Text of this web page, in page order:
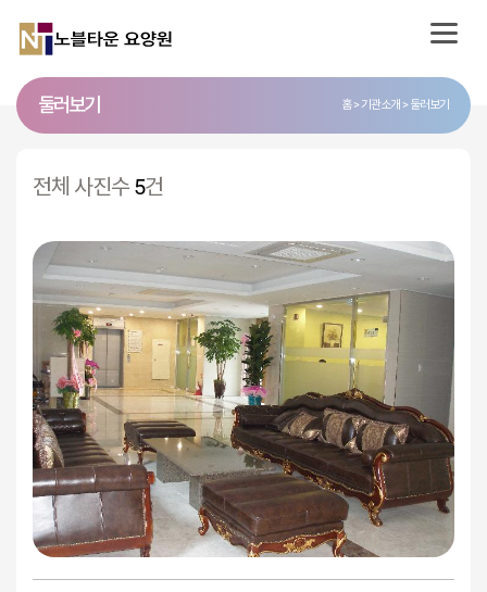
둘러보기 홈 기관소개 둘러보기
전체 사진수5건